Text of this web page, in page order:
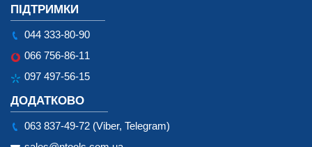
ПІДТРИМКИ
044 333-80-90
066 756-86-11
097 497-56-15
ДОДАТКОВО
063 837-49-72 (Viber, Telegram)